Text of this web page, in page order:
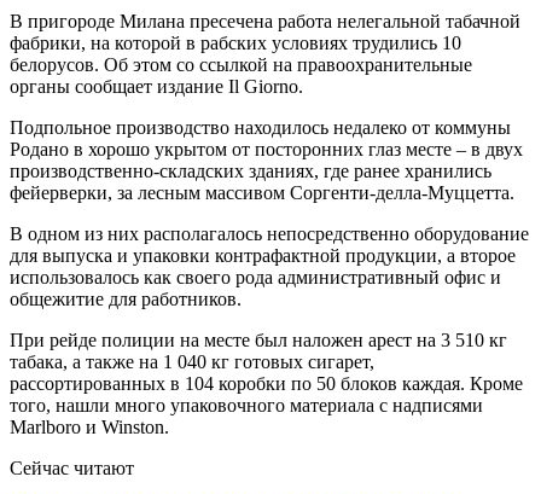
В пригороде Милана пресечена работа нелегальной табачной
фабрики, на которой в рабских условиях трудились 10
белорусов. Об этом со ссылкой на правоохранительные
органы сообщает издание Il Giorno.
Подпольное производство находилось недалеко от коммуны
Родано в хорошо укрытом от посторонних глаз месте – в двух
производственно-складских зданиях, где ранее хранились
фейерверки, за лесным массивом Соргенти-делла-Муццетта.
В одном из них располагалось непосредственно оборудование
для выпуска и упаковки контрафактной продукции, а второе
использовалось как своего рода административный офис и
общежитие для работников.
При рейде полиции на месте был наложен арест на 3 510 кг
табака, а также на 1 040 кг готовых сигарет,
рассортированных в 104 коробки по 50 блоков каждая. Кроме
того, нашли много упаковочного материала с надписями
Marlboro и Winston.
Сейчас читают